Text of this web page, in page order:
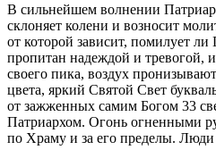
В сильнейшем волнении
склоняет колени и возносит
от которой зависит, помилует
пропитан надеждой и тревогой,
своего пика, воздух
цвета, яркий Святой Свет
от зажженных самим Богом 33
Патриархом. Огонь огненными
по Храму и за его пределы.